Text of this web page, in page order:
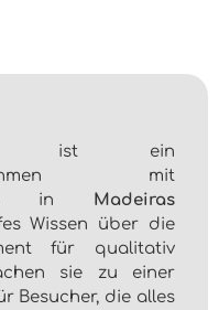
ein
mit
in Madeiras
Wissen über die
für qualitativ
sie zu einer
Besucher, die alles